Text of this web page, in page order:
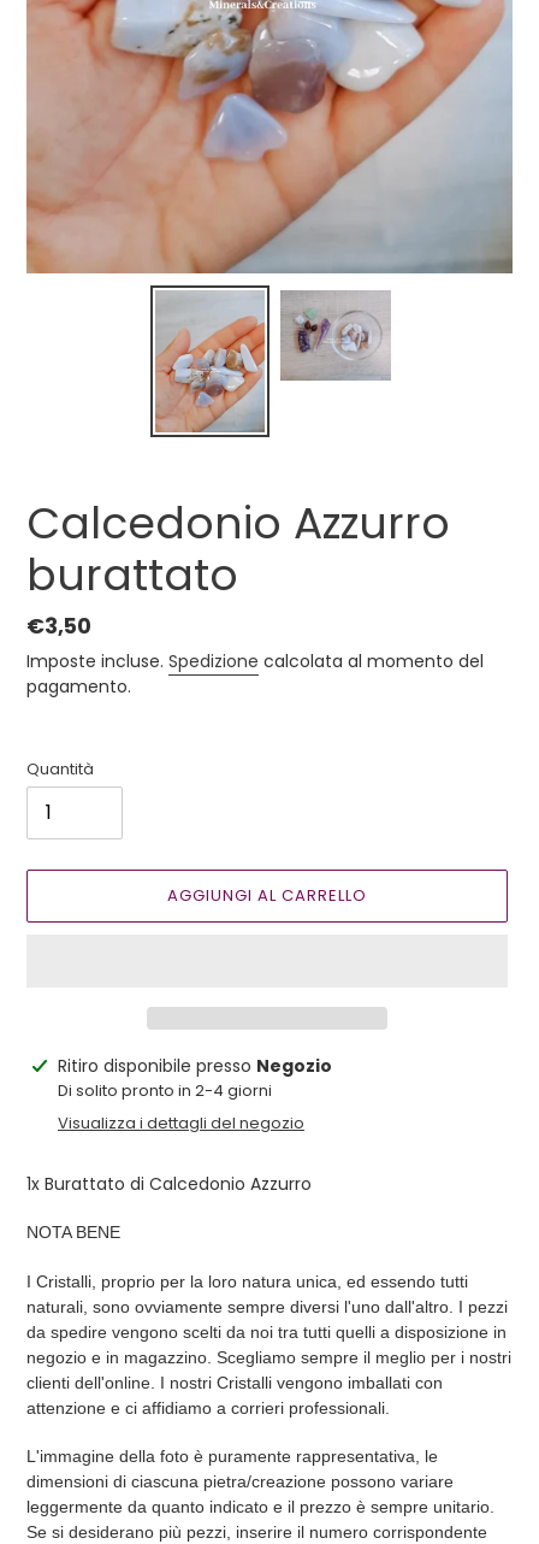
Calcedonio Azzurro
burattato
Prezzo
di
listino
€3,50
Imposte incluse. Spedizione calcolata al momento del
pagamento.
Quantità
AGGIUNGI AL CARRELLO
Inserimento
prodotto
Ritiro disponibile presso Negozio
Di solito pronto in 2-4 giorni
Visualizza i dettagli del negozio
1x Burattato di Calcedonio Azzurro
NOTA BENE
I Cristalli, proprio per la loro natura unica, ed essendo tutti
naturali, sono ovviamente sempre diversi l'uno dall'altro. I pezzi
da spedire vengono scelti da noi tra tutti quelli a disposizione in
negozio e in magazzino. Scegliamo sempre il meglio per i nostri
clienti dell'online. I nostri Cristalli vengono imballati con
attenzione e ci affidiamo a corrieri professionali.
L'immagine della foto è puramente rappresentativa, le
dimensioni di ciascuna pietra/creazione possono variare
leggermente da quanto indicato e il prezzo è sempre unitario.
Se si desiderano più pezzi, inserire il numero corrispondente